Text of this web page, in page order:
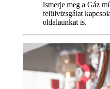
Ismerje meg a Gáz
felülvizsgálat
oldalaunkat is.